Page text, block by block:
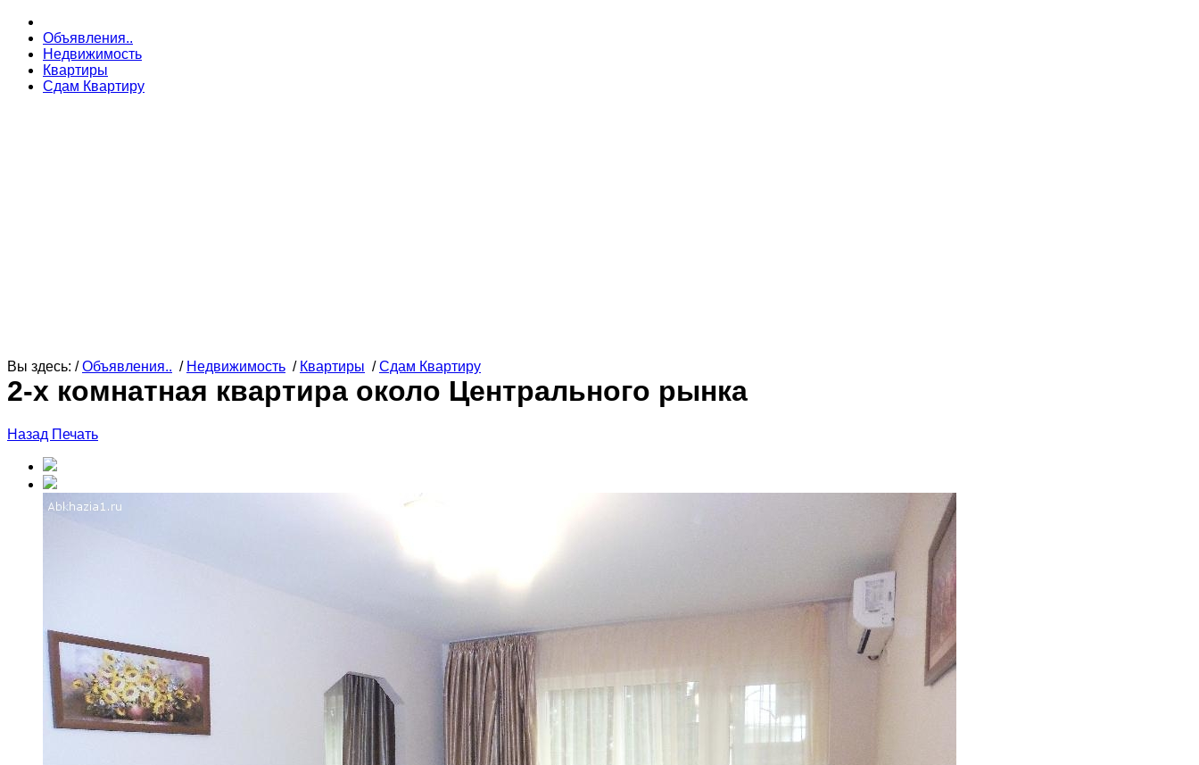
Объявления..
Недвижимость
Квартиры
Сдам Квартиру
Вы здесь: /Объявления.. / Недвижимость / Квартиры /Сдам Квартиру
2-х комнатная квартира около Центрального рынка
Назад Печать